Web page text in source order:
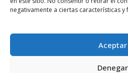
negativamente a ciertas características y
Aceptar
Denegar
👏👏👏👏👏👏 muy buen
ANÓNIMO